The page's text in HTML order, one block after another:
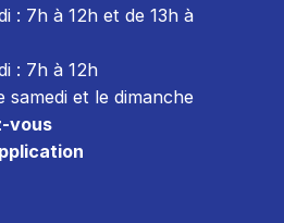
: 7h à 12h et de 13h à
: 7h à 12h
samedi et le dimanche
vous